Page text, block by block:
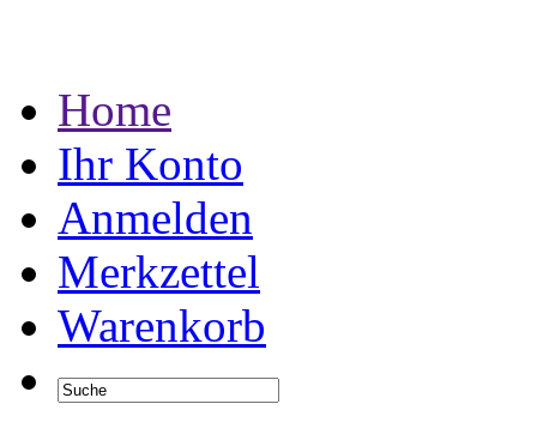
Home
Ihr Konto
Anmelden
Merkzettel
Warenkorb